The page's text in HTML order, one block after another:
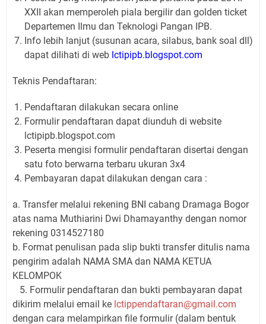
XXII akan memperoleh piala bergilir dan golden ticket
Departemen Ilmu dan Teknologi Pangan IPB.
Info lebih lanjut (susunan acara, silabus, bank soal dll)
dapat dilihati di web lctipipb.blogspot.com
Teknis Pendaftaran:
Pendaftaran dilakukan secara online
Formulir pendaftaran dapat diunduh di website
lctipipb.blogspot.com
Peserta mengisi formulir pendaftaran disertai dengan
satu foto berwarna terbaru ukuran 3x4
Pembayaran dapat dilakukan dengan cara :
a. Transfer melalui rekening BNI cabang Dramaga Bogor
atas nama Muthiarini Dwi Dhamayanthy dengan nomor
rekening 0314527180
b. Format penulisan pada slip bukti transfer ditulis nama
pengirim adalah NAMA SMA dan NAMA KETUA
KELOMPOK
5. Formulir pendaftaran dan bukti pembayaran dapat
dikirim melalui email ke lctippendaftaran@gmail.com
dengan cara melampirkan file formulir (dalam bentuk